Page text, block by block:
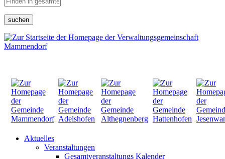
suchen
Aktuelles
Veranstaltungen
Gesamtveranstaltungs Kalender